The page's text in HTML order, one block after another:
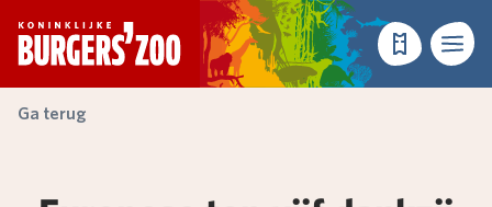
- Homepagina
TicketsMenu
Ga terug